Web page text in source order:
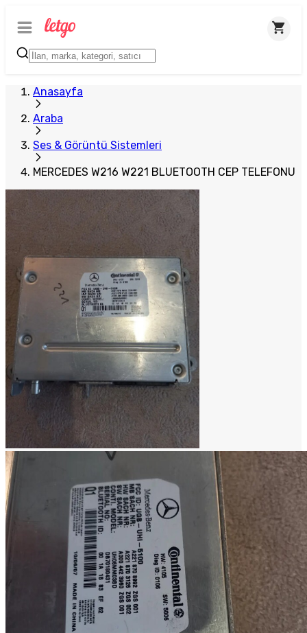
Anasayfa
Araba
Ses & Görüntü Sistemleri
MERCEDES W216 W221 BLUETOOTH CEP TELEFONU